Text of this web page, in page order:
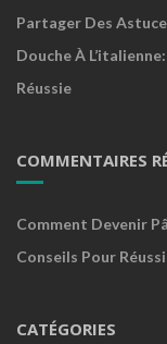
Partager Des
Douche À
Réussie
COMMENTAIRES
Comment Devenir
Conseils Pour
CATÉGORIES